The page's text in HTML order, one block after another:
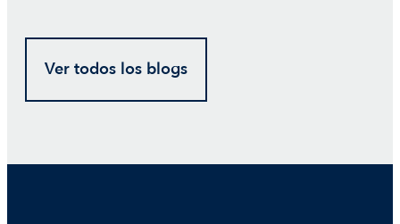
Ver todos los blogs